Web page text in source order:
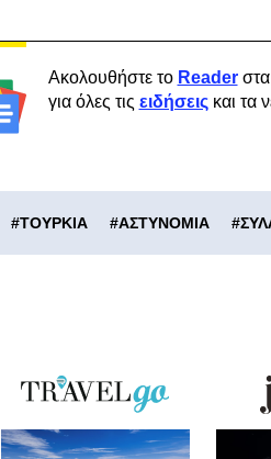
Ακολουθήστε το Readerστα
για όλες τις ειδήσειςκαι τα
#ΤΟΥΡΚΙΑ #ΑΣΤΥΝΟΜΙΑ #